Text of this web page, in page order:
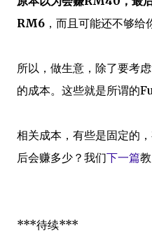
RM6 ，而且可能还不够给
所以，做生意，除了要考
的成本。这些就是所谓的
相关成本，有些是固定的
后会赚多少？我们下一篇
***待续***